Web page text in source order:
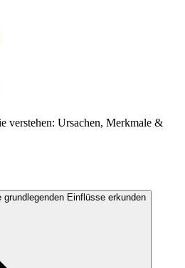
verstehen: Ursachen, Merkmale &
Einflüsse erkunden